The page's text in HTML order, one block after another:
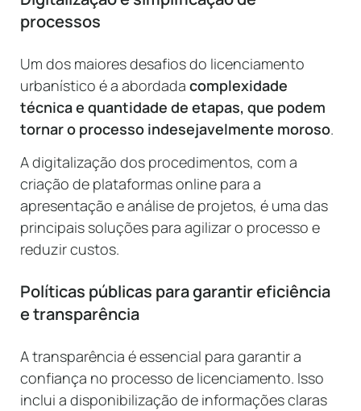
processos
Um dos maiores desafios do licenciamento
urbanístico é a abordada complexidade
técnica e quantidade de etapas, que podem
tornar o processo indesejavelmente moroso.
A digitalização dos procedimentos, com a
criação de plataformas online para a
apresentação e análise de projetos, é uma das
principais soluções para agilizar o processo e
reduzir custos.
Políticas públicas para garantir eficiência
e transparência
A transparência é essencial para garantir a
confiança no processo de licenciamento. Isso
inclui a disponibilização de informações claras